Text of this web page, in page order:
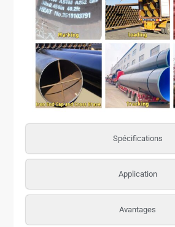
Spécifications
Application
Avantages